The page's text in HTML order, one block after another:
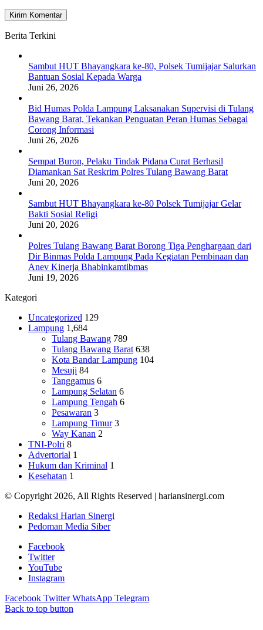
Berita Terkini
Sambut HUT Bhayangkara ke-80, Polsek Tumijajar Salurkan
Bantuan Sosial Kepada Warga
Juni 26, 2026
Bid Humas Polda Lampung Laksanakan Supervisi di Tulang
Bawang Barat, Tekankan Penguatan Peran Humas Sebagai
Corong Informasi
Juni 26, 2026
Sempat Buron, Pelaku Tindak Pidana Curat Berhasil
Diamankan Sat Reskrim Polres Tulang Bawang Barat
Juni 20, 2026
Sambut HUT Bhayangkara ke-80 Polsek Tumijajar Gelar
Bakti Sosial Religi
Juni 20, 2026
Polres Tulang Bawang Barat Borong Tiga Penghargaan dari
Dir Binmas Polda Lampung Pada Kegiatan Pembinaan dan
Anev Kinerja Bhabinkamtibmas
Juni 19, 2026
Kategori
Uncategorized 129
Lampung 1,684
Tulang Bawang 789
Tulang Bawang Barat 638
Kota Bandar Lampung 104
Mesuji 84
Tanggamus 6
Lampung Selatan 6
Lampung Tengah 6
Pesawaran 3
Lampung Timur 3
Way Kanan 2
TNI-Polri 8
Advertorial 1
Hukum dan Kriminal 1
Kesehatan 1
© Copyright 2026, All Rights Reserved | hariansinergi.com
Redaksi Harian Sinergi
Pedoman Media Siber
Facebook
Twitter
YouTube
Instagram
Facebook Twitter WhatsApp Telegram
Back to top button